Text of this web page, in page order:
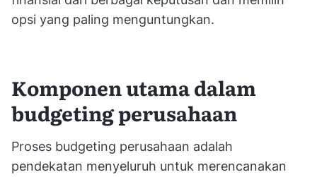
opsi yang paling menguntungkan.
Komponen utama dalam
budgeting perusahaan
Proses budgeting perusahaan adalah
pendekatan menyeluruh untuk merencanakan